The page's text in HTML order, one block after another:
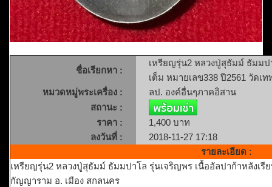
ชื่อเรียกหา :
เหรียญรุ่น2 หลวงปู่สุธัมม์ ธัมมป
เต็ม หมายเลข338 ปี2561 วัด
หมวดหมู่พระเครื่อง :
ลป. องค์อื่นๆภาคอิสาน
สถานะ :
ราคา :
1,400 บาท
ลงวันที่ :
2018-11-27 17:18
รายละเอียด :
เหรียญรุ่น2 หลวงปู่สุธัมม์ ธัมมปาโล รุ่นเจริญพร เนื้ออัลปาก้าหลังเรี
กัญญาราม อ. เมือง สกลนคร